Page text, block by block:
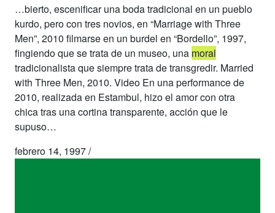
…bierto, escenificar una boda tradicional en un pueblo
kurdo, pero con tres novios, en “Marriage with Three
Men”, 2010 filmarse en un burdel en “Bordello”, 1997,
fingiendo que se trata de un museo, una moral
tradicionalista que siempre trata de transgredir. Married
with Three Men, 2010. Video En una performance de
2010, realizada en Estambul, hizo el amor con otra
chica tras una cortina transparente, acción que le
supuso…
febrero 14, 1997/